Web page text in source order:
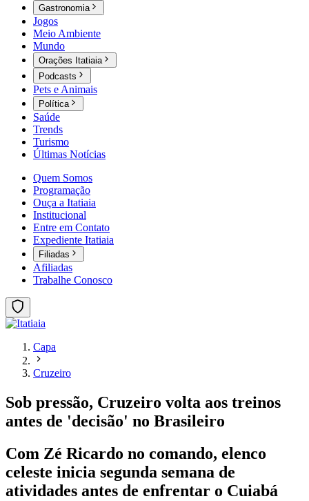
Gastronomia
Jogos
Meio Ambiente
Mundo
Orações Itatiaia
Podcasts
Pets e Animais
Política
Saúde
Trends
Turismo
Últimas Notícias
Quem Somos
Programação
Ouça a Itatiaia
Institucional
Entre em Contato
Expediente Itatiaia
Filiadas
Afiliadas
Trabalhe Conosco
Capa
Cruzeiro
Sob pressão, Cruzeiro volta aos treinos
antes de 'decisão' no Brasileiro
Com Zé Ricardo no comando, elenco
celeste inicia segunda semana de
atividades antes de enfrentar o Cuiabá